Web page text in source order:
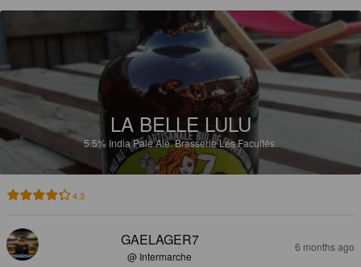
LA BELLE LULU
5.5% India Pale Ale.Brasserie Les Facultés.
4.3
GAELAGER7
@ Intermarche
6 months ago